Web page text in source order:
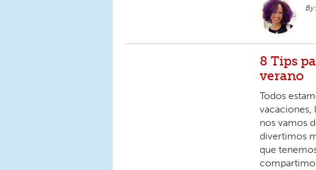
8 Tips
verano
Todos
vacaciones,
nos vamos
divertimos
que